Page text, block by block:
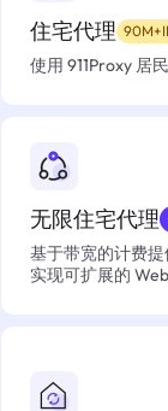
住宅代理
使用 911Proxy 居
无限住宅代理
基于带宽的计费
实现可扩展的 Web